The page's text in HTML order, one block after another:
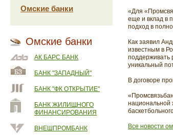
Омские банки
Омские банки
АК БАРС БАНК
БАНК "ЗАПАДНЫЙ"
БАНК "ФК ОТКРЫТИЕ"
БАНК ЖИЛИЩНОГО
ФИНАНСИРОВАНИЯ
ВНЕШПРОМБАНК
«Для
еще и вклад в
подход в
Как заявил
известным в
поддерживать
уникальный
В договоре
национальной
Все новости